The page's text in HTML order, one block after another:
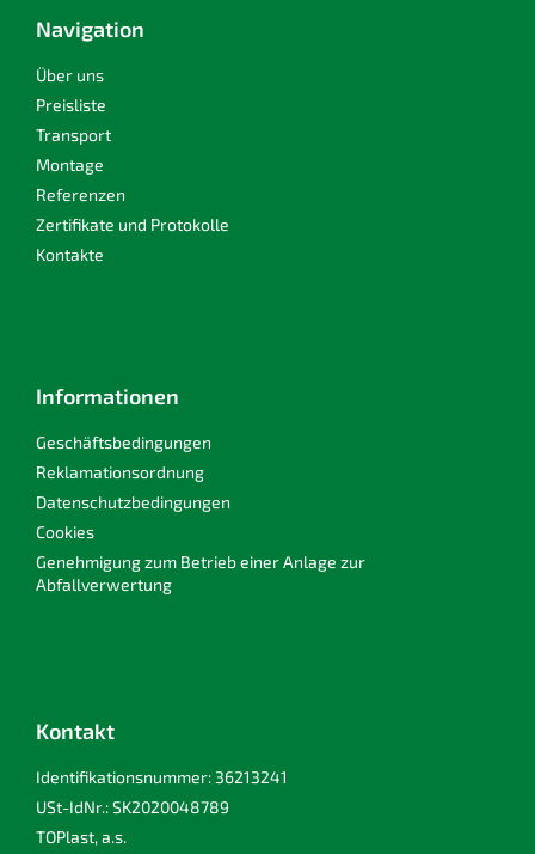
Navigation
Über uns
Preisliste
Transport
Montage
Referenzen
Zertifikate und Protokolle
Kontakte
Informationen
Geschäftsbedingungen
Reklamationsordnung
Datenschutzbedingungen
Cookies
Genehmigung zum Betrieb einer Anlage zur
Abfallverwertung
Kontakt
Identifikationsnummer: 36213241
USt-IdNr.: SK2020048789
TOPlast, a.s.